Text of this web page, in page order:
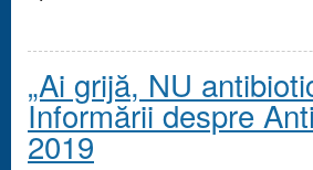
„Ai grijă, NU
Informării despre
2019